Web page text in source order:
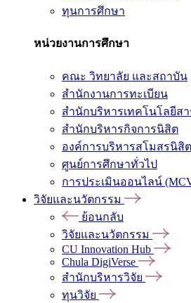
ทุนการศึกษา
หน่วยงานการศึกษา
คณะ วิทยาลัย และสถาบัน
สำนักงานการทะเบียน
สำนักบริหารเทคโนโลยีส
สำนักบริหารกิจการนิสิต
องค์การบริหารสโมสรนิสิ
ศูนย์การศึกษาทั่วไป
การประเมินออนไลน์
วิจัยและนวัตกรรม
ย้อนกลับ
วิจัยและนวัตกรรม
CU Innovation Hub
Chula DigiVerse
สำนักบริหารวิจัย
ทุนวิจัย